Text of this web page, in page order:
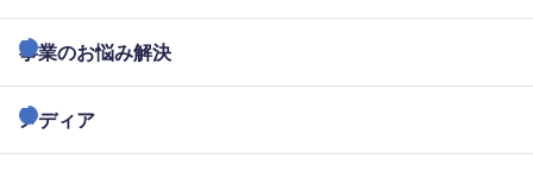
事業のお悩み解決
メディア